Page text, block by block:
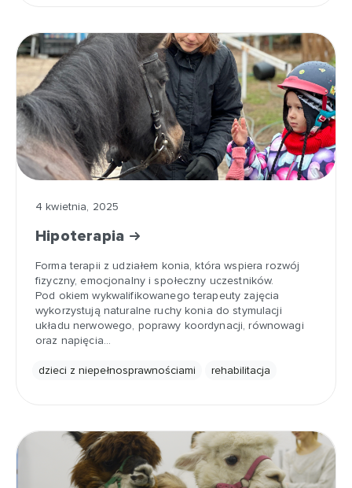
4 kwietnia, 2025
Hipoterapia
Forma terapii z udziałem konia, która wspiera rozwój
fizyczny, emocjonalny i społeczny uczestników.
Pod okiem wykwalifikowanego terapeuty zajęcia
wykorzystują naturalne ruchy konia do stymulacji
układu nerwowego, poprawy koordynacji, równowagi
oraz napięcia…
dzieci z niepełnosprawnościami rehabilitacja